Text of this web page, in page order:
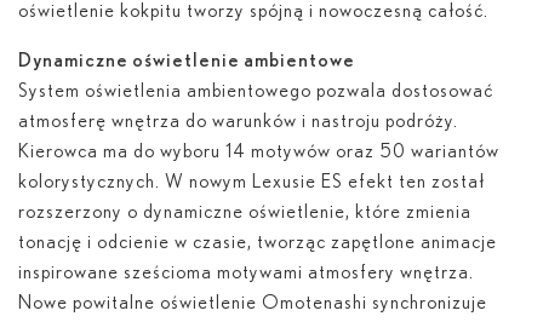
oświetlenie kokpitu tworzy spójną i nowoczesną całość.
Dynamiczne oświetlenie ambientowe
System oświetlenia ambientowego pozwala dostosować
atmosferę wnętrza do warunków i nastroju podróży.
Kierowca ma do wyboru 14 motywów oraz 50 wariantów
kolorystycznych. W nowym Lexusie ES efekt ten został
rozszerzony o dynamiczne oświetlenie, które zmienia
tonację i odcienie w czasie, tworząc zapętlone animacje
inspirowane sześcioma motywami atmosfery wnętrza.
Nowe powitalne oświetlenie Omotenashi synchronizuje